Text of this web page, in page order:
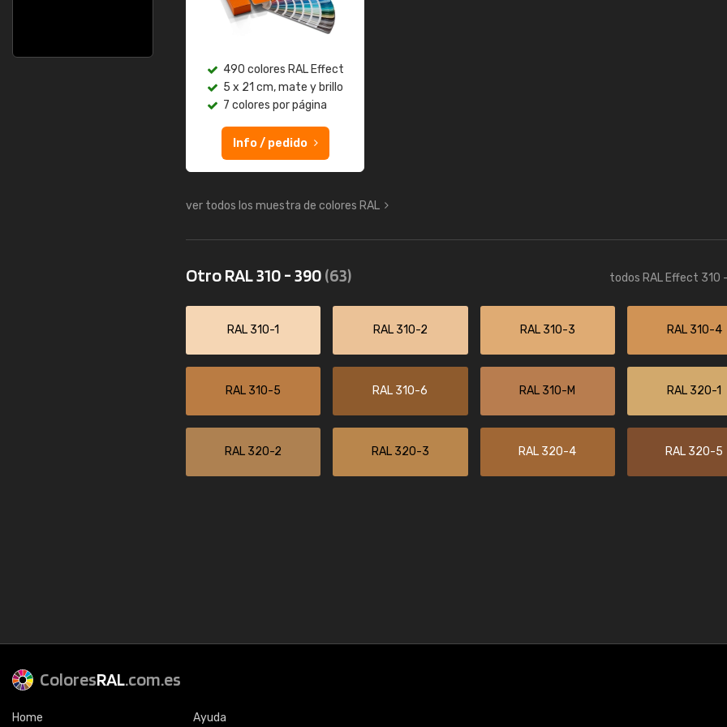
490 colores RAL Effect
5 x 21 cm, mate y brillo
7 colores por página
Info / pedido
ver todos los muestra de colores RAL
Otro RAL 310 - 390(63) todos RAL Effect 310
RAL 310-1 RAL 310-2 RAL 310-3 RAL 310-4
RAL 310-5 RAL 310-6 RAL 310-M RAL 320-1
RAL 320-2 RAL 320-3 RAL 320-4 RAL 320-5
ColoresRAL.com.es
Home Ayuda